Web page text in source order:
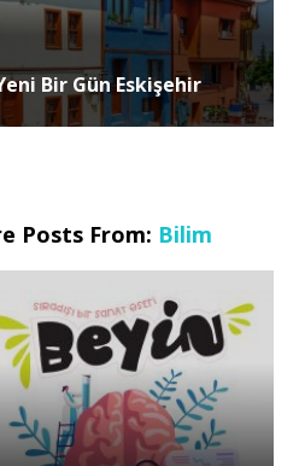
Bir Gün Eskişehir
Posts From: Bilim